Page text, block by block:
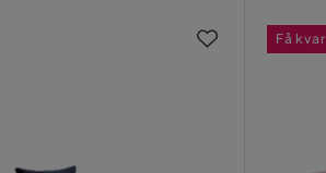
Få kvar